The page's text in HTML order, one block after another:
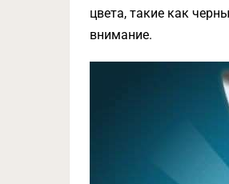
цвета, такие как
внимание.